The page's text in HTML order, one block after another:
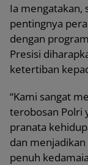
Ia mengatakan,
pentingnya
dengan
Presisi
ketertiban
“Kami sangat
terobosan Polri
pranata
dan
penuh